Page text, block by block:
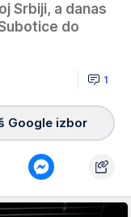
Srbiji, a danas
do
1
Google izbor